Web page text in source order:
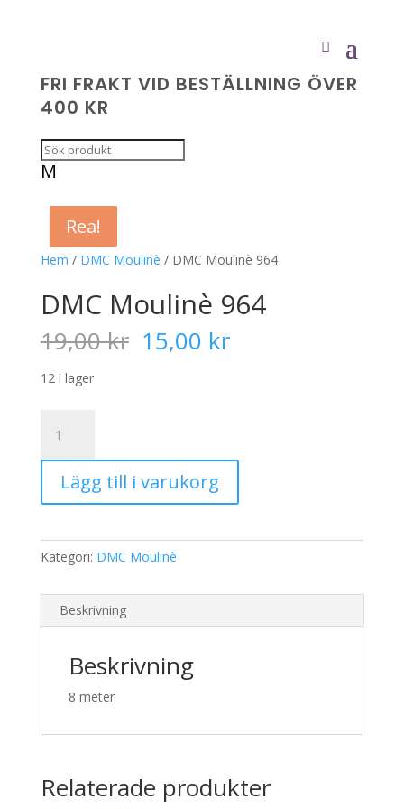
FRI FRAKT VID BESTÄLLNING ÖVER
400 KR
M
Hem / DMC Moulinè / DMC Moulinè 964
Rea!
DMC Moulinè 964
19,00kr Det
ursprungliga
15,00 krDet
12 i lager
Moulinè
964
mängdLägg till i varukorg
Kategori: DMC Moulinè
Beskrivning
Beskrivning
8 meter
Relaterade produkter
Rea!
Rea!
Rea!